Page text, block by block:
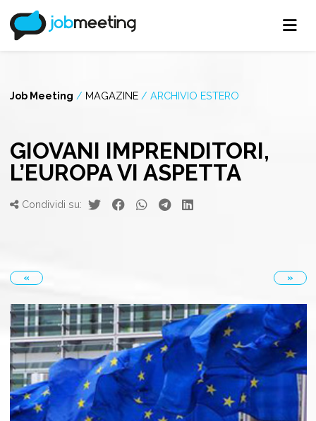
Job Meeting / MAGAZINE / ARCHIVIO ESTERO
GIOVANI IMPRENDITORI,
L’EUROPA VI ASPETTA
Condividi su:
« »